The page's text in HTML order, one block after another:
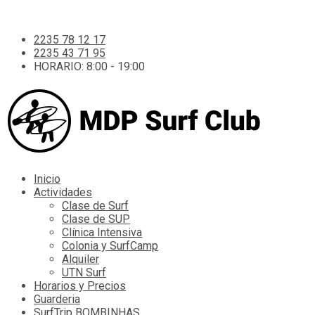
2235 78 12 17
2235 43 71 95
HORARIO: 8:00 - 19:00
Inicio
Actividades
Clase de Surf
Clase de SUP
Clínica Intensiva
Colonia y SurfCamp
Alquiler
UTN Surf
Horarios y Precios
Guarderia